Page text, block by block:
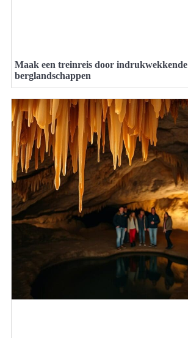
Maak een treinreis door indrukwekkende
berglandschappen